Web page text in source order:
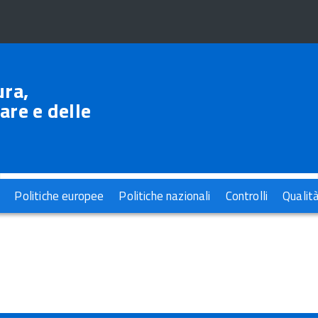
e delle
Politiche europee Politiche nazionali Controlli